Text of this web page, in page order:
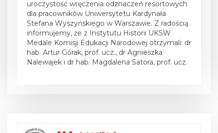
uroczystość wręczenia odznaczeń resortowych
dla pracowników Uniwersytetu Kardynała
Stefana Wyszyńskiego w Warszawie. Z radością
informujemy, że z Instytutu Historii UKSW
Medale Komisji Edukacji Narodowej otrzymali: dr
hab. Artur Górak, prof. ucz., dr Agnieszka
Nalewajek i dr hab. Magdalena Satora, prof. ucz.